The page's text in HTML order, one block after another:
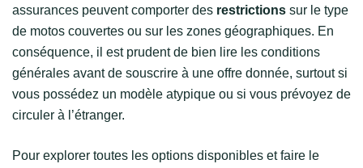
assurances peuvent comporter des restrictions sur le type
de motos couvertes ou sur les zones géographiques. En
conséquence, il est prudent de bien lire les conditions
générales avant de souscrire à une offre donnée, surtout si
vous possédez un modèle atypique ou si vous prévoyez de
circuler à l’étranger.
Pour explorer toutes les options disponibles et faire le